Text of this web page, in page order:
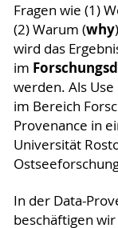
Fragen wie (1)
(2) Warum (why
wird das
im
werden. Als
im Bereich
Provenance in
Universität
In der Data-
beschäftigen